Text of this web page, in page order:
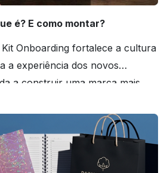
é? E como montar?
Onboarding fortalece a cultura
a experiência dos novos
a construir uma marca mais